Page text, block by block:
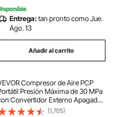
Entrega:tan pronto como Jue.
Ago. 13
Añadir al carrito
Compresor de Aire PCP
Presión Máxima de 30 MPa
Convertidor Externo Apagado
Manual CC 12 V/CA 230 V Bomba
(1,705)